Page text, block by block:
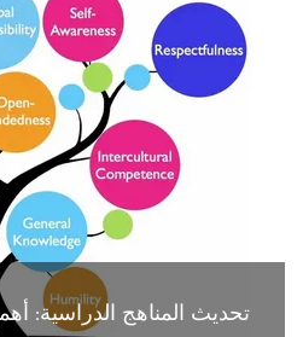
تحديث المناهج الدراسية: